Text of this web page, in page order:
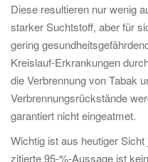
Diese resultieren nur wenig
starker Suchtstoff, aber für
gering
Kreislauf-Erkrankungen
die Verbrennung von Tabak
Verbrennungsrückstände
garantiert nicht eingeatmet.
Wichtig ist aus heutiger
zitierte 95-%-Aussage ist